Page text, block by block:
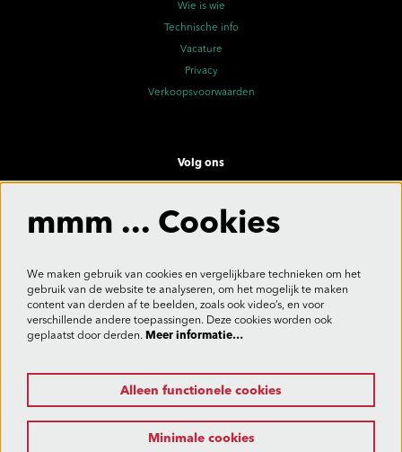
Wie is wie
Technische info
Vacature
Privacy
Verkoopsvoorwaarden
Volg ons
Aanmelden
Deze site wordt beschermd door reCAPTCHA, dataverwerking gebeurt in overeenstemming met de
mmm ... Cookies
We maken gebruik van cookies en vergelijkbare technieken om het
gebruik van de website te analyseren, om het mogelijk te maken
content van derden af te beelden, zoals ook video’s, en voor
verschillende andere toepassingen. Deze cookies worden ook
geplaatst door derden. Meer informatie…
Alleen functionele cookies
Minimale cookies